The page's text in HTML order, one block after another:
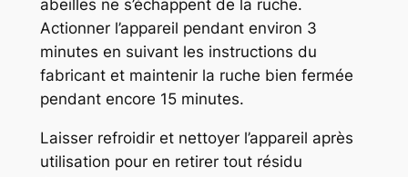
abeilles ne s’échappent de la ruche.
Actionner l’appareil pendant environ 3
minutes en suivant les instructions du
fabricant et maintenir la ruche bien fermée
pendant encore 15 minutes.
Laisser refroidir et nettoyer l’appareil après
utilisation pour en retirer tout résidu